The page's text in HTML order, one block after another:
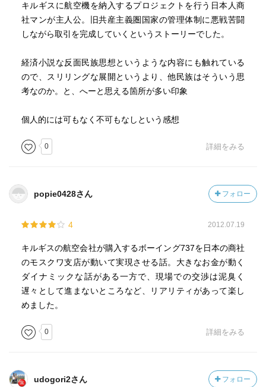
キルギスに航空機を納入するプロジェクトを行う日本人商
社マンが主人公。旧共産主義圏国家の管理体制に悪戦苦闘
しながら取引を完成していくというストーリーでした。
経済小説な反面民族思想というような内容にも触れている
ので、スリリングな展開というより、他民族はそういう思
考なのか。と、へーと思える箇所が多い印象
個人的には可もなく不可もなしという感想
0 詳細をみる
popie0428さん フォロー
4 2012.07.19
キルギスの航空会社が購入するボーイング737を日本の商社
のモスクワ支店が動いて実現させる話。大きなお金が動く
ダイナミックな話がある一方で、現場での交渉は泥臭く
遅々として進まないところなど、リアリティがあって楽し
めました。
0 詳細をみる
udogori2さん フォロー